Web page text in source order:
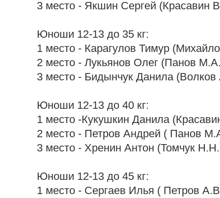
3 место - Якшин Сергей (Красавин
Юноши 12-13 до 35 кг:
1 место - Карагулов Тимур
2 место - Лукьянов Олег (Панов
3 место - Бидынчук Данила
Юноши 12-13 до 40 кг:
1 место -Кукушкин Данила
2 место - Петров Андрей ( Панов
3 место - Хренин Антон (Томчук
Юноши 12-13 до 45 кг:
1 место - Сергаев Илья ( Петров